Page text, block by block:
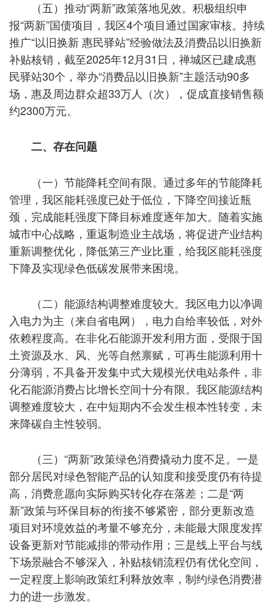
（五）推动“两新”政策落地见效。积极组织申
报“两新”国债项目，我区4个项目通过国家审核。持续
推广“以旧换新 惠民驿站”经验做法及消费品以旧换新
补贴核销，截至2025年12月31日，禅城区已建成惠
民驿站30个，举办“消费品以旧换新”主题活动90多
场，惠及周边群众超33万人（次），促成直接销售额
约2300万元。
二、存在问题
（一）节能降耗空间有限。通过多年的节能降耗
管理，我区能耗强度已处于低位，下降空间接近瓶
颈，完成能耗强度下降目标难度逐年加大。随着实施
城市中心战略，重返制造业主战场，将促进产业结构
重新调整优化，降低第三产业比重，给我区能耗强度
下降及实现绿色低碳发展带来困境。
（二）能源结构调整难度较大。我区电力以净调
入电力为主（来自省电网），电力自给率较低，对外
依赖程度高。在非化石能源开发利用方面，受限于国
土资源及水、风、光等自然禀赋，可再生能源利用十
分薄弱，不具备开发集中式大规模光伏电站条件，非
化石能源消费占比增长空间十分有限。我区能源结构
调整难度较大，在中短期内不会发生根本性转变，未
来降碳自主性较弱。
（三）“两新”政策绿色消费撬动力度不足。一是
部分居民对绿色智能产品的认知度和接受度仍有待提
高，消费意愿向实际购买转化存在落差；二是“两
新”政策与环保目标的衔接不够紧密，部分更新改造
项目对环境效益的考量不够充分，未能最大限度发挥
设备更新对节能减排的带动作用；三是线上平台与线
下场景融合不够深入，补贴核销流程仍有优化空间，
一定程度上影响政策红利释放效率，制约绿色消费潜
力的进一步激发。